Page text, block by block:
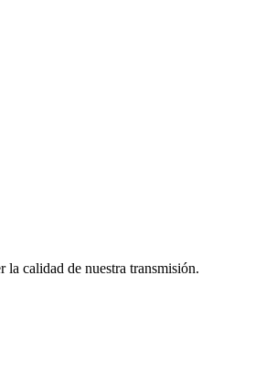
calidad de nuestra transmisión.